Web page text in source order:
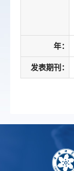
年：
发表期刊：